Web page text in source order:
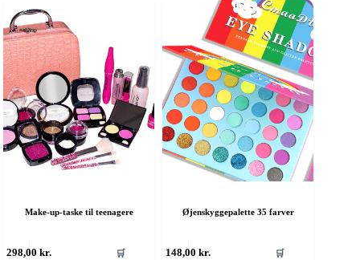
Make-up-taske til teenagere
298,00kr. 🛒
Øjenskyggepalette 35 farver
148,00kr. 🛒